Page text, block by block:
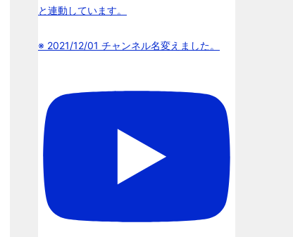
と連動しています。
※ 2021/12/01 チャンネル名変えました。